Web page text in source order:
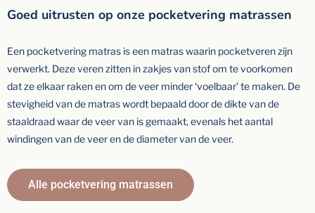
Goed uitrusten op onze pocketvering matrassen
Een pocketvering matras is een matras waarin pocketveren zijn
verwerkt. Deze veren zitten in zakjes van stof om te voorkomen
dat ze elkaar raken en om de veer minder ‘voelbaar’ te maken. De
stevigheid van de matras wordt bepaald door de dikte van de
staaldraad waar de veer van is gemaakt, evenals het aantal
windingen van de veer en de diameter van de veer.
Alle pocketvering matrassen